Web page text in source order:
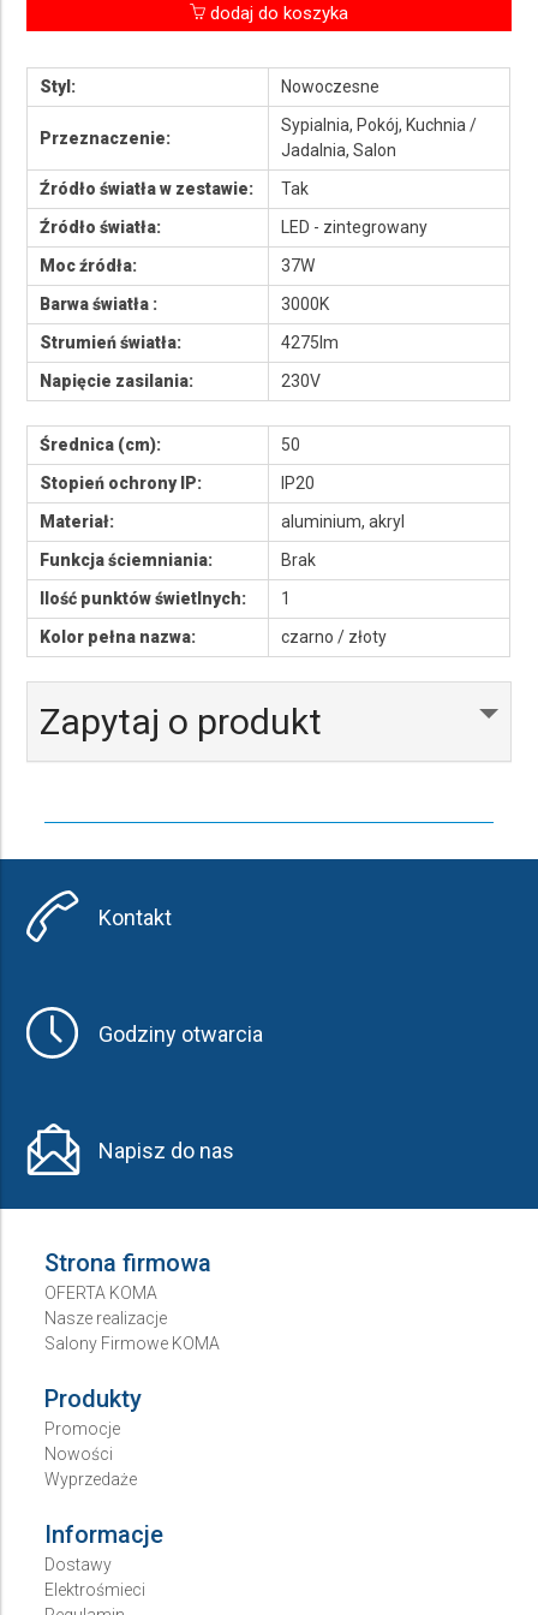
dodaj do koszyka
Styl: Nowoczesne
Przeznaczenie:
Sypialnia, Pokój, Kuchnia /
Jadalnia, Salon
Źródło światła w zestawie:
Tak
Źródło światła:
LED - zintegrowany
Moc źródła:
37W
Barwa światła :
3000K
Strumień światła:
4275lm
Napięcie zasilania:
230V
Średnica (cm):
50
Stopień ochrony IP:
IP20
Materiał:
aluminium, akryl
Funkcja ściemniania:
Brak
Ilość punktów świetlnych:
1
Kolor pełna nazwa:
czarno / złoty
Zapytaj o produkt
Kontakt
Godziny otwarcia
Napisz do nas
Strona firmowa
OFERTA KOMA
Nasze realizacje
Salony Firmowe KOMA
Produkty
Promocje
Nowości
Wyprzedaże
Informacje
Dostawy
Elektrośmieci